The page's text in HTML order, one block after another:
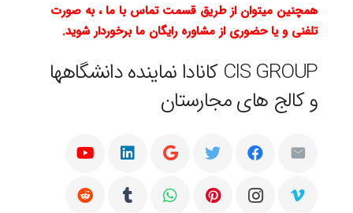
همچنین میتوان از طریق قسمت تماس با ما ، به صورت
تلفنی و یا حضوری از مشاوره رایگان ما برخوردار شوید.
CIS GROUP کانادا نماینده دانشگاهها
و کالج های مجارستان